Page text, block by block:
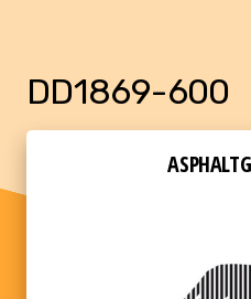
DD1869-600